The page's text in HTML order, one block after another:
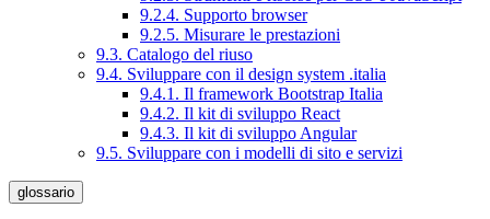
9.2.4. Supporto browser
9.2.5. Misurare le prestazioni
9.3. Catalogo del riuso
9.4. Sviluppare con il design system .italia
9.4.1. Il framework Bootstrap Italia
9.4.2. Il kit di sviluppo React
9.4.3. Il kit di sviluppo Angular
9.5. Sviluppare con i modelli di sito e servizi
glossario